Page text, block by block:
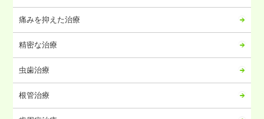
2024年08月
2024年07月
2024年06月
2024年05月
2024年04月
2024年03月
2024年02月
痛みを抑えた治療
精密な治療
虫歯治療
根管治療